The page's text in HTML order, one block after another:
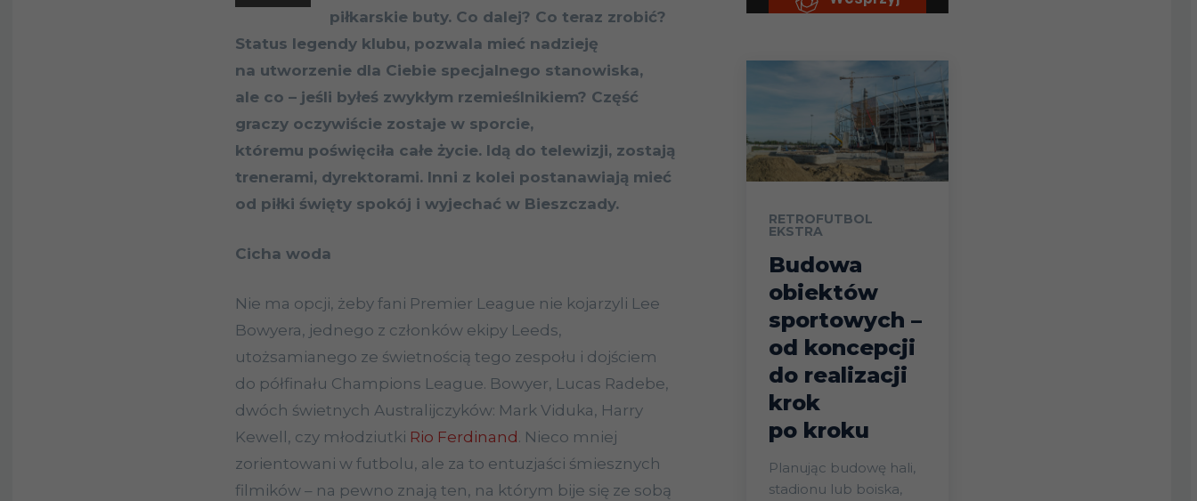
piłkarskie buty. Co dalej? Co teraz zrobić?
Status legendy klubu, pozwala mieć nadzieję
na utworzenie dla Ciebie specjalnego stanowiska,
ale co – jeśli byłeś zwykłym rzemieślnikiem? Część
graczy oczywiście zostaje w sporcie,
któremu poświęciła całe życie. Idą do telewizji, zostają
trenerami, dyrektorami. Inni z kolei postanawiają mieć
od piłki święty spokój i wyjechać w Bieszczady.
Cicha woda
Nie ma opcji, żeby fani Premier League nie kojarzyli Lee
Bowyera, jednego z członków ekipy Leeds,
utożsamianego ze świetnością tego zespołu i dojściem
do półfinału Champions League. Bowyer, Lucas Radebe,
dwóch świetnych Australijczyków: Mark Viduka, Harry
Kewell, czy młodziutki Rio Ferdinand . Nieco mniej
zorientowani w futbolu, ale za to entuzjaści śmiesznych
filmików – na pewno znają ten, na którym bije się ze sobą
RETROFUTBOL
EKSTRA
Budowa
obiektów
sportowych –
od koncepcji
do realizacji
krok
po kroku
Planując budowę hali,
stadionu lub boiska,